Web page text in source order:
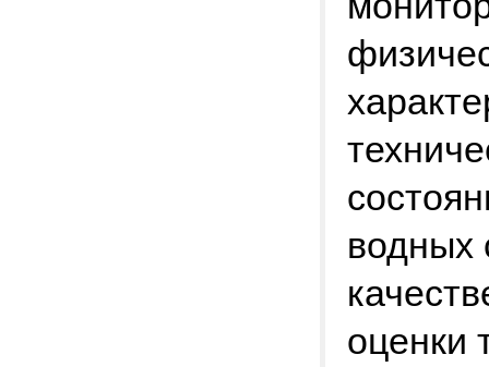
водных
оценки